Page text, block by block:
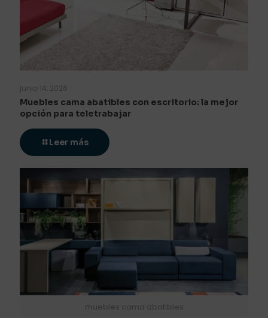
junio 14, 2026
Muebles cama abatibles con escritorio: la mejor
opción para teletrabajar
Leer más
muebles cama abatibles